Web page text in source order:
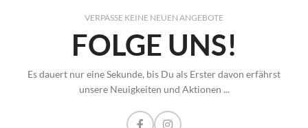
VERPASSE KEINE NEUEN ANGEBOTE
FOLGE UNS!
Es dauert nur eine Sekunde, bis Du als Erster davon erfährst
unsere Neuigkeiten und Aktionen ...